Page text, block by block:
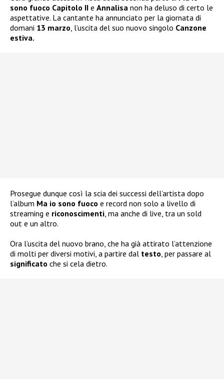
sono fuoco Capitolo II e Annalisa non ha deluso di certo le
aspettative. La cantante ha annunciato per la giornata di
domani 13 marzo, l’uscita del suo nuovo singolo Canzone
estiva.
Prosegue dunque così la scia dei successi dell’artista dopo
l’album Ma io sono fuoco e record non solo a livello di
streaming e riconoscimenti, ma anche di live, tra un sold
out e un altro.
Ora l’uscita del nuovo brano, che ha già attirato l’attenzione
di molti per diversi motivi, a partire dal testo, per passare al
significato che si cela dietro.